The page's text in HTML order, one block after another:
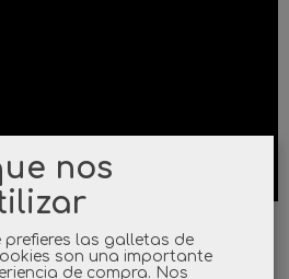
nos
las galletas de
son una importante
de compra. Nos